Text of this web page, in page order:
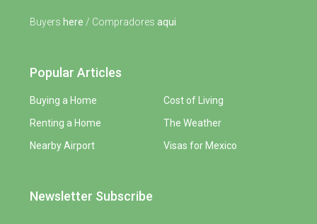
Buyers here / Compradores aqui
Popular Articles
Buying a Home
Renting a Home
Nearby Airport
Cost of Living
The Weather
Visas for Mexico
Newsletter Subscribe